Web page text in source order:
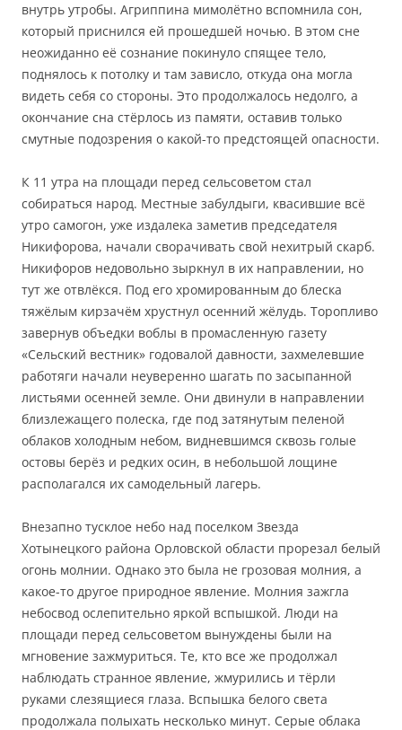
внутрь утробы. Агриппина мимолётно вспомнила сон,
который приснился ей прошедшей ночью. В этом сне
неожиданно её сознание покинуло спящее тело,
поднялось к потолку и там зависло, откуда она могла
видеть себя со стороны. Это продолжалось недолго, а
окончание сна стёрлось из памяти, оставив только
смутные подозрения о какой-то предстоящей опасности.
К 11 утра на площади перед сельсоветом стал
собираться народ. Местные забулдыги, квасившие всё
утро самогон, уже издалека заметив председателя
Никифорова, начали сворачивать свой нехитрый скарб.
Никифоров недовольно зыркнул в их направлении, но
тут же отвлёкся. Под его хромированным до блеска
тяжёлым кирзачём хрустнул осенний жёлудь. Торопливо
завернув объедки воблы в промасленную газету
«Сельский вестник» годовалой давности, захмелевшие
работяги начали неуверенно шагать по засыпанной
листьями осенней земле. Они двинули в направлении
близлежащего полеска, где под затянутым пеленой
облаков холодным небом, видневшимся сквозь голые
остовы берёз и редких осин, в небольшой лощине
располагался их самодельный лагерь.
Внезапно тусклое небо над поселком Звезда
Хотынецкого района Орловской области прорезал белый
огонь молнии. Однако это была не грозовая молния, а
какое-то другое природное явление. Молния зажгла
небосвод ослепительно яркой вспышкой. Люди на
площади перед сельсоветом вынуждены были на
мгновение зажмуриться. Те, кто все же продолжал
наблюдать странное явление, жмурились и тёрли
руками слезящиеся глаза. Вспышка белого света
продолжала полыхать несколько минут. Серые облака